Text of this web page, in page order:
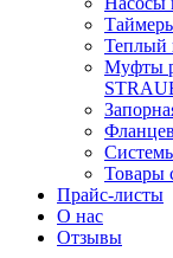
Теплый
Муфты
Товары
Прайс-листы
О нас
Отзывы